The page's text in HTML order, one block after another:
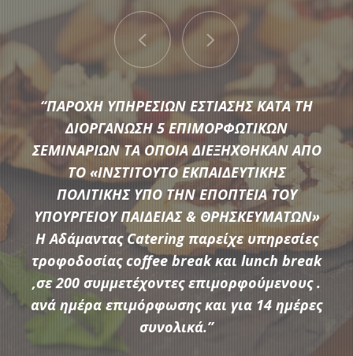
Μια μεγάλη ποικιλία από τις πιο σύγχρονες προτάσεις της
αγοράς συνθέτουν τον εξοπλισμό που διαθέτει η
Αδάμαντας Catering για να υποστηρίξουμε τις ξεχωριστές
ανάγκες κάθε εκδήλωσης.
ΠΕΡΙΣΣΟΤΕΡΑ
“ΠΑΡΟΧΗ ΥΠΗΡΕΣΙΩΝ ΕΣΤΙΑΣΗΣ ΚΑΤΑ ΤΗ
ΔΙΟΡΓΑΝΩΣΗ 5 ΕΠΙΜΟΡΦΩΤΙΚΩΝ
ΣΕΜΙΝΑΡΙΩΝ ΤΑ ΟΠΟΙΑ ΔΙΕΞΗΧΘΗΚΑΝ ΑΠΟ
ΤΟ «ΙΝΣΤΙΤΟΥΤΟ ΕΚΠΑΙΔΕΥΤΙΚΗΣ
ΠΟΛΙΤΙΚΗΣ ΥΠΟ ΤΗΝ ΕΠΟΠΤΕΙΑ ΤΟΥ
ΥΠΟΥΡΓΕΙΟΥ ΠΑΙΔΕΙΑΣ & ΘΡΗΣΚΕΥΜΑΤΩΝ»
Η Αδάμαντας Catering παρείχε υπηρεσίες
τροφοδοσίας coffee break και lunch break
,σε 200 συμμετέχοντες επιμορφούμενους .
ανά ημέρα επιμόρφωσης και για 14 ημέρες
συνολικά.”